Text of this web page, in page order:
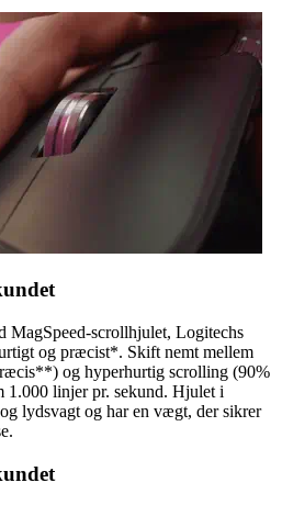
MagSpeed-scrollhjulet, Logitechs
og præcist*. Skift nemt mellem
og hyperhurtig scrolling (90%
1.000 linjer pr. sekund. Hjulet i
lydsvagt og har en vægt, der sikrer